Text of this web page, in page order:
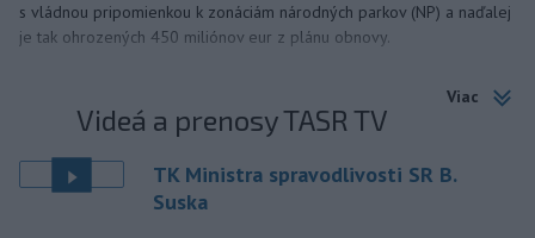
s vládnou pripomienkou k zonáciám národných parkov (NP) a naďalej
je tak ohrozených 450 miliónov eur z plánu obnovy.
Viac
Videá a prenosy TASR TV
TK Ministra spravodlivosti SR B.
Suska